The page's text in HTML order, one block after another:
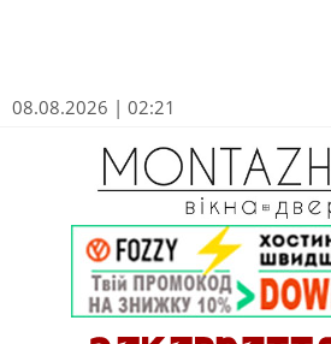
08.08.2026 | 02:21